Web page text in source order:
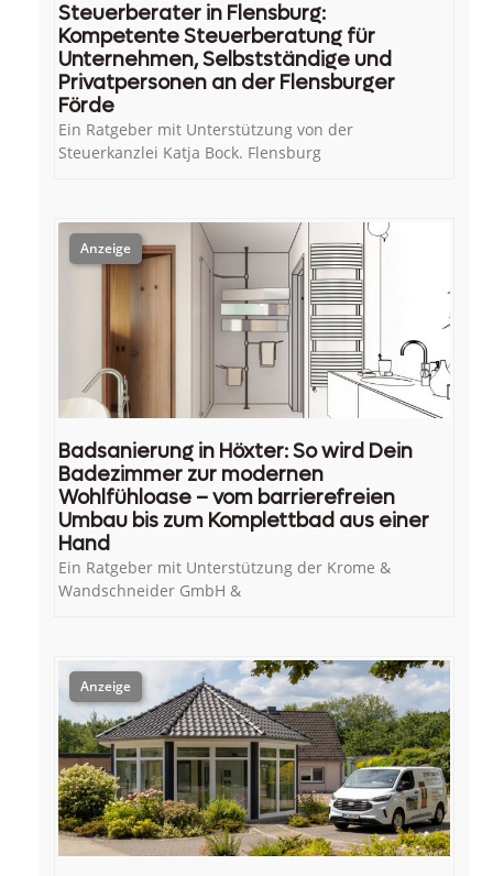
Steuerberater in Flensburg:
Kompetente Steuerberatung für
Unternehmen, Selbstständige und
Privatpersonen an der Flensburger
Förde
Ein Ratgeber mit Unterstützung von der
Steuerkanzlei Katja Bock. Flensburg
Badsanierung in Höxter: So wird Dein
Badezimmer zur modernen
Wohlfühloase – vom barrierefreien
Umbau bis zum Komplettbad aus einer
Hand
Ein Ratgeber mit Unterstützung der Krome &
Wandschneider GmbH &